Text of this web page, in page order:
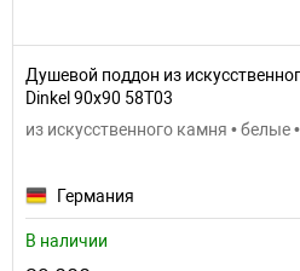
Душевой поддон из
Dinkel 90х90 58T03
из искусственного камня • белые
Германия
В наличии